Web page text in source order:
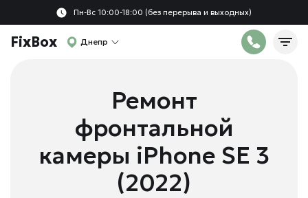
Пн-Вс 10:00-18:00 (без перерыва и выходных)
FixBox Днепр
Ремонт
фронтальной
камеры iPhone SE 3
(2022)